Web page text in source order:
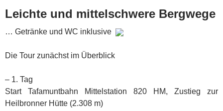
Leichte und mittelschwere Bergwege
… Getränke und WC inklusive
Die Tour zunächst im Überblick
– 1. Tag
Start Tafamuntbahn Mittelstation 820 HM, Zustieg zur
Heilbronner Hütte (2.308 m)